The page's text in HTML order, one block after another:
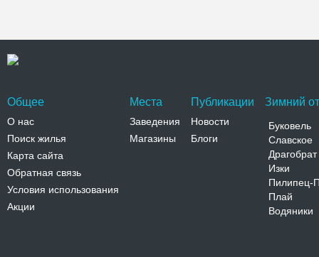
Общее
О нас
Поиск жилья
Карта сайта
Обратная связь
Условия использования
Акции
Места
Заведения
Магазины
Публикации
Новости
Блоги
Зимний
Буковель
Славское
Драгобрат
Изки
Пилипец-
Плай
Водяники